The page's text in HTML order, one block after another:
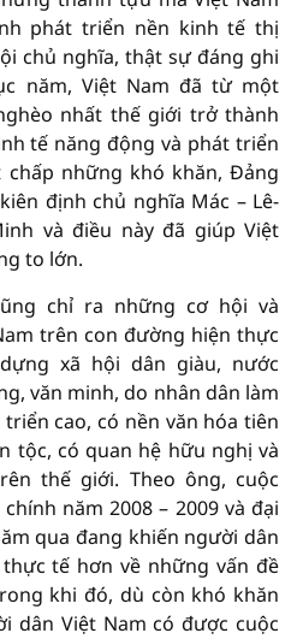
phát triển nền kinh tế thị
chủ nghĩa, thật sự đáng ghi
năm, Việt Nam đã từ một
nhất thế giới trở thành
tế năng động và phát triển
những khó khăn, Đảng
định chủ nghĩa Mác – Lê-
và điều này đã giúp Việt
to lớn.
chỉ ra những cơ hội và
trên con đường hiện thực
xã hội dân giàu, nước
văn minh, do nhân dân làm
cao, có nền văn hóa tiên
tộc, có quan hệ hữu nghị và
thế giới. Theo ông, cuộc
năm 2008 – 2009 và đại
qua đang khiến người dân
tế hơn về những vấn đề
khi đó, dù còn khó khăn
dân Việt Nam có được cuộc